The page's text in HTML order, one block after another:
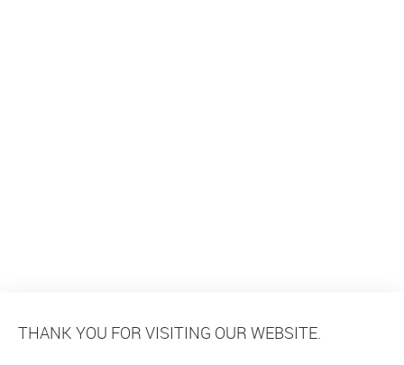
THANK YOU FOR VISITING OUR WEBSITE.